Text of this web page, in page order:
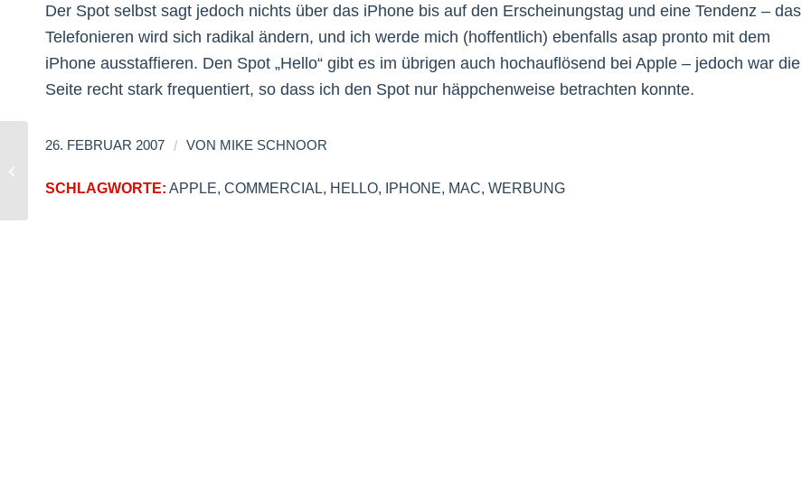
Der Spot selbst sagt jedoch nichts über das iPhone bis auf den Erscheinungstag und eine Tendenz – das
Telefonieren wird sich radikal ändern, und ich werde mich (hoffentlich) ebenfalls asap pronto mit dem
iPhone ausstaffieren. Den Spot „Hello“ gibt es im übrigen auch hochauflösend bei Apple – jedoch war die
Seite recht stark frequentiert, so dass ich den Spot nur häppchenweise betrachten konnte.
26. FEBRUAR 2007 / VON MIKE SCHNOOR
SCHLAGWORTE: APPLE, COMMERCIAL, HELLO, IPHONE, MAC, WERBUNG